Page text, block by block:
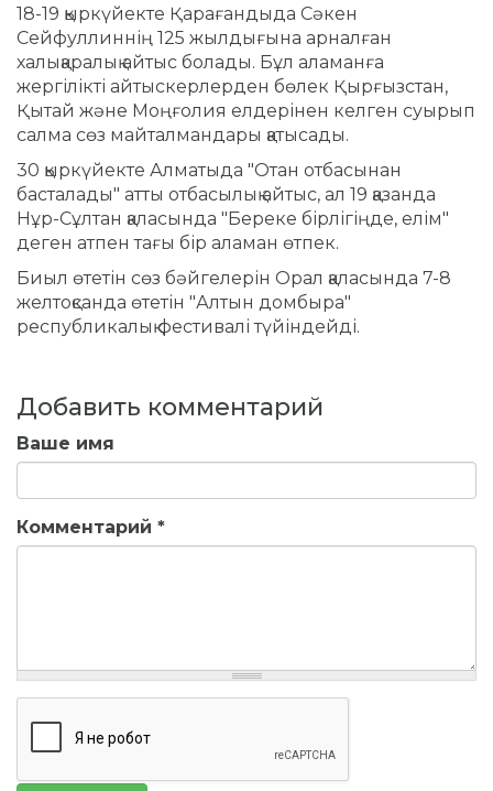
18-19 қыркүйекте Қарағандыда Сәкен
Сейфуллиннің 125 жылдығына арналған
халықаралық айтыс болады. Бұл аламанға
жергілікті айтыскерлерден бөлек Қырғызстан,
Қытай және Моңғолия елдерінен келген суырып
салма сөз майталмандары қатысады.
30 қыркүйекте Алматыда "Отан отбасынан
басталады" атты отбасылық айтыс, ал 19 қазанда
Нұр-Сұлтан қаласында "Береке бірлігіңде, елім"
деген атпен тағы бір аламан өтпек.
Биыл өтетін сөз бәйгелерін Орал қаласында 7-8
желтоқсанда өтетін "Алтын домбыра"
республикалық фестивалі түйіндейді.
Добавить комментарий
Ваше имя
Комментарий *